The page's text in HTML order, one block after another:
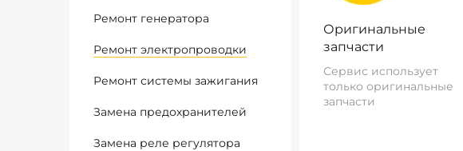
Ремонт генератора
Ремонт электропроводки
Ремонт системы зажигания
Замена предохранителей
Замена реле регулятора
Оригинальные
запчасти
Сервис использует
только оригинальные
запчасти